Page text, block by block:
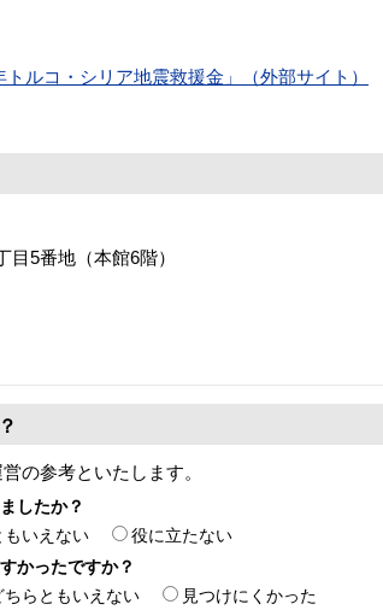
トルコ・シリア地震救援金」（外部サイト）
5番地（本館6階）
の参考といたします。
したか？
もいえない
役に立たない
かったですか？
ちらともいえない 見つけにくかった